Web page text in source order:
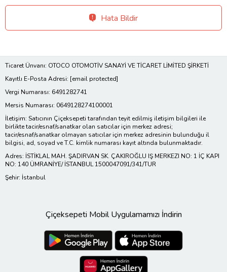
Hata Bildir
Ticaret Ünvanı: OTOCO OTOMOTİV SANAYİ VE TİCARET LİMİTED ŞİRKETİ
Kayıtlı E-Posta Adresi: [email protected]
Vergi Numarası: 6491282741
Mersis Numarası: 0649128274100001
İletişim: Satıcının Çiçeksepeti tarafından teyit edilmiş iletişim bilgileri ile
birlikte tacir/esnaf/sanatkar olan satıcılar için merkez adresi;
tacir/esnaf/sanatkar olmayan satıcılar için merkez adresinin bulunduğu il
bilgisi, ad, soyad ve T.C. kimlik numarası kayıt altında bulunmaktadır.
Adres: İSTİKLAL MAH. ŞADIRVAN SK. ÇAKIROĞLU IŞ MERKEZI NO: 1 İÇ KAPI
NO: 140 ÜMRANİYE/ İSTANBUL 1500047091/341/TUR
Şehir: İstanbul
Çiçeksepeti Mobil Uygulamamızı İndirin